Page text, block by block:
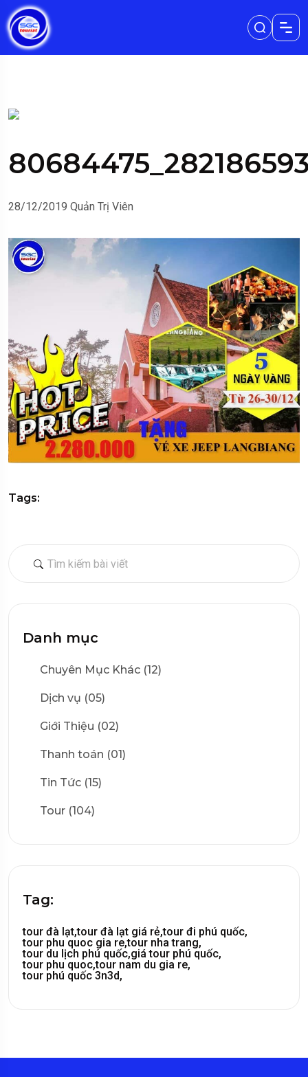
Danh mục
Chuyên Mục Khác (12)
Dịch vụ (05)
Giới Thiệu (02)
Thanh toán (01)
Tin Tức (15)
Tour (104)
Tag:
tour đà lạt,tour đà lạt giá rẻ,tour đi phú quốc,
tour phu quoc gia re,tour nha trang,
tour du lịch phú quốc,giá tour phú quốc,
tour phu quoc,tour nam du gia re,
tour phú quốc 3n3d,
28/12/2019 Quản Trị Viên
Tags: